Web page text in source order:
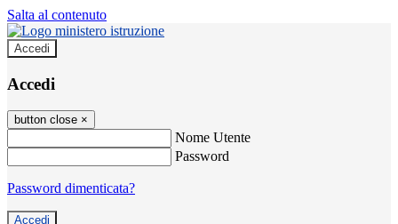
Salta al contenuto
Accedi
Accedi
button close ×
Nome Utente
Password
Password dimenticata?